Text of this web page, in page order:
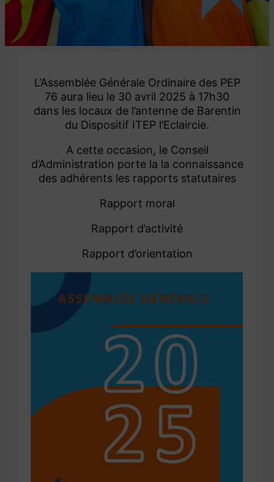
L’Assemblée Générale Ordinaire des PEP
76 aura lieu le 30 avril 2025 à 17h30
dans les locaux de l’antenne de Barentin
du Dispositif ITEP l’Eclaircie.
A cette occasion, le Conseil
d’Administration porte la la connaissance
des adhérents les rapports statutaires
Rapport moral
Rapport d’activité
Rapport d’orientation